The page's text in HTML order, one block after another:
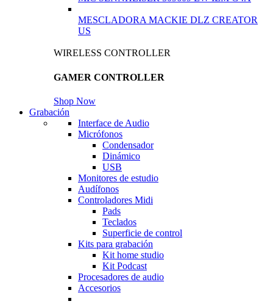
MESCLADORA MACKIE DLZ CREATOR
US
WIRELESS CONTROLLER
GAMER CONTROLLER
Shop Now
Grabación
Interface de Audio
Micrófonos
Condensador
Dinámico
USB
Monitores de estudio
Audífonos
Controladores Midi
Pads
Teclados
Superficie de control
Kits para grabación
Kit home studio
Kit Podcast
Procesadores de audio
Accesorios